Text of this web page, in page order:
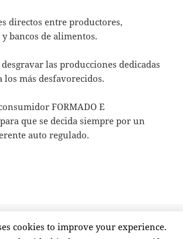
directos entre productores,
bancos de alimentos.
las producciones dedicadas
los más desfavorecidos.
FORMADO E
que se decida siempre por un
auto regulado.
, yogur 1 comentarioen El yogur como punta
cookies to improve your experience.